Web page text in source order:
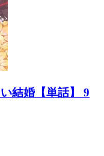
結婚【単話】 9